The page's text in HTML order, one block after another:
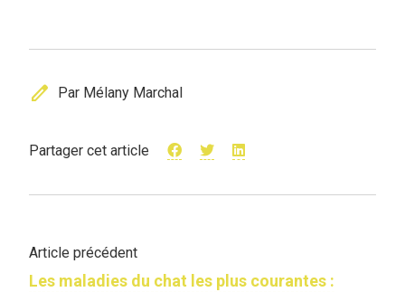
edit Par Mélany Marchal
Partager cet article
Article précédent
Les maladies du chat les plus courantes :